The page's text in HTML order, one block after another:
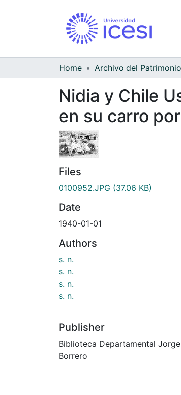
Home
Nidia y Chile
en su carro
Files
0100952.JPG (37.06 KB)
Date
1940-01-01
Authors
s. n.
s. n.
s. n.
s. n.
Publisher
Biblioteca Departamental
Borrero